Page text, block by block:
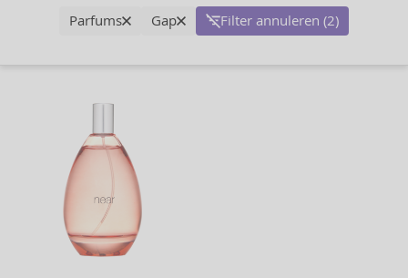
Parfums Gap Filter annuleren (2)